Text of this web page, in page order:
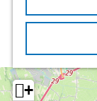
e
e
+